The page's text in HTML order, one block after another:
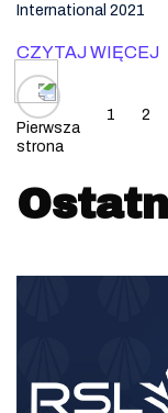
International 2021
CZYTAJ WIĘCEJ
Posts
Pierwsza
strona
1 2